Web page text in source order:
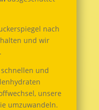
nach
und wir
und
unsere
umzuwandeln.